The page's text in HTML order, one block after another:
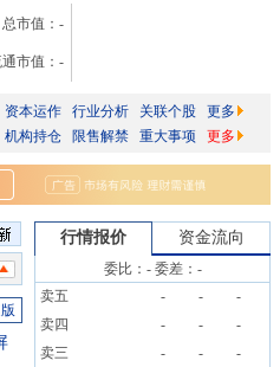
总市值： -
市值： -
资本运作 行业分析 关联个股
更多
机构持仓 限售解禁 重大事项 更多
行情报价 资金流向
委比： -委差： -
卖五
- -
-
卖四
- -
-
卖三
- -
-